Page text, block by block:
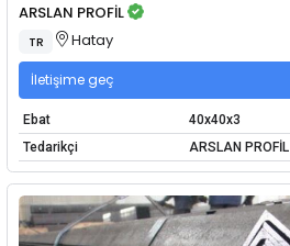
ARSLAN PROFİL
TR Hatay
İletişime geç
Ebat
40x40x3
Tedarikçi
ARSLAN PROFİL